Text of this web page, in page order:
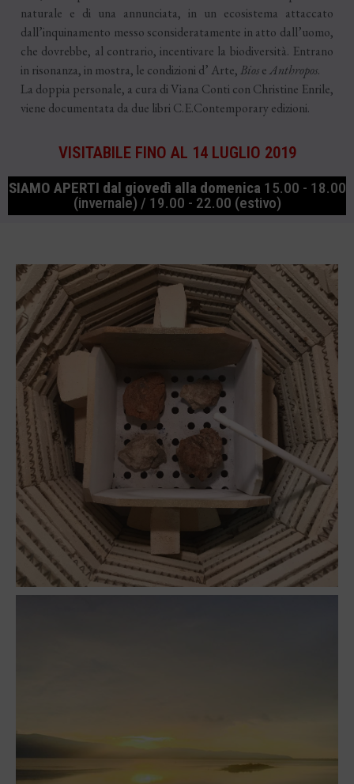
naturale e di una annunciata, in un ecosistema attaccato
dall’inquinamento messo sconsideratamente in atto dall’uomo,
che dovrebbe, al contrario, incentivare la biodiversità. Entrano
in risonanza, in mostra, le condizioni d’ Arte,BioseAnthropos.
La doppia personale, a cura di Viana Conti con Christine Enrile,
viene documentata da due libri C.E.Contemporary edizioni.
VISITABILE FINO AL 14 LUGLIO 2019
SIAMO APERTI dal giovedì alla domenica 15.00 - 18.00
(invernale) / 19.00 - 22.00 (estivo)